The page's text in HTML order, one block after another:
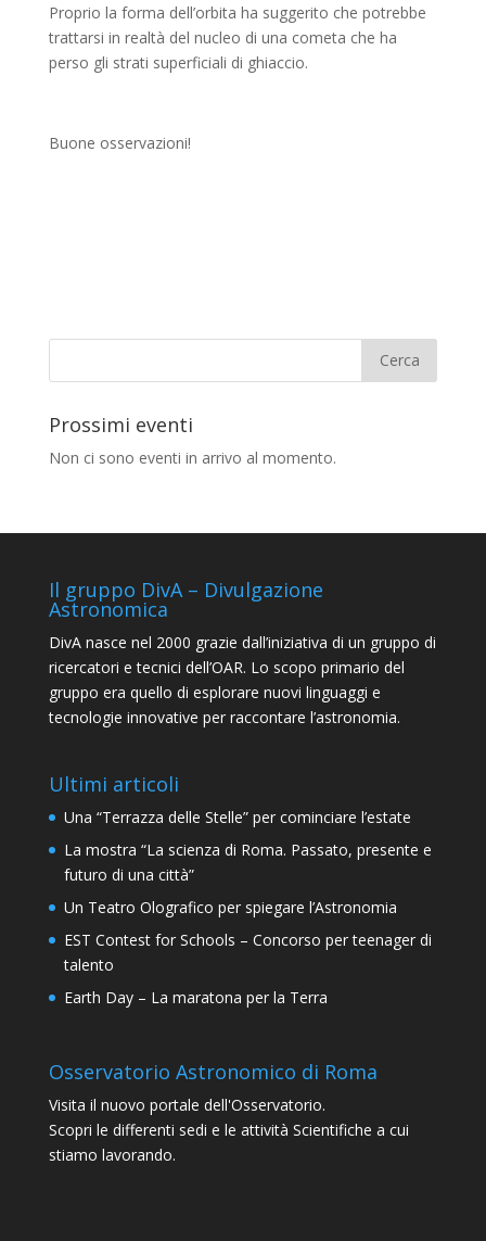
Proprio la forma dell’orbita ha suggerito che potrebbe
trattarsi in realtà del nucleo di una cometa che ha
perso gli strati superficiali di ghiaccio.
Buone osservazioni!
Prossimi eventi
Non ci sono eventi in arrivo al momento.
Il gruppo DivA – Divulgazione
Astronomica
DivA nasce nel 2000 grazie dall’iniziativa di un gruppo di
ricercatori e tecnici dell’OAR. Lo scopo primario del
gruppo era quello di esplorare nuovi linguaggi e
tecnologie innovative per raccontare l’astronomia.
Ultimi articoli
Una “Terrazza delle Stelle” per cominciare l’estate
La mostra “La scienza di Roma. Passato, presente e
futuro di una città”
Un Teatro Olografico per spiegare l’Astronomia
EST Contest for Schools – Concorso per teenager di
talento
Earth Day – La maratona per la Terra
Osservatorio Astronomico di Roma
Visita il nuovo portale dell'Osservatorio.
Scopri le differenti sedi e le attività Scientifiche a cui
stiamo lavorando.